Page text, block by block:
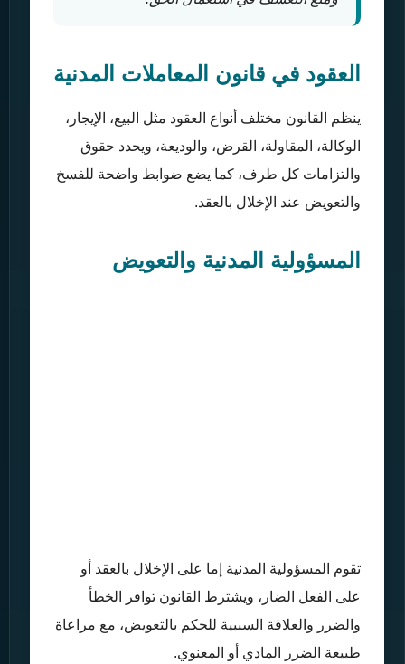
العقود في قانون المعاملات المدنية
ينظم القانون مختلف أنواع العقود مثل البيع، الإيجار،
الوكالة، المقاولة، القرض، والوديعة، ويحدد حقوق
والتزامات كل طرف، كما يضع ضوابط واضحة للفسخ
والتعويض عند الإخلال بالعقد.
المسؤولية المدنية والتعويض
تقوم المسؤولية المدنية إما على الإخلال بالعقد أو
على الفعل الضار، ويشترط القانون توافر الخطأ
والضرر والعلاقة السببية للحكم بالتعويض، مع مراعاة
طبيعة الضرر المادي أو المعنوي.